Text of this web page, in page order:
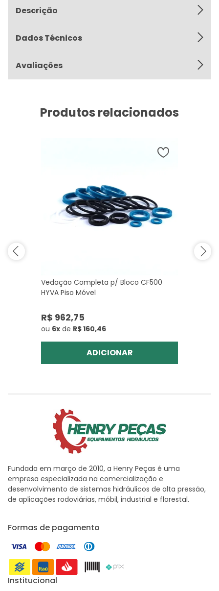
Descrição
Dados Técnicos
Avaliações
Produtos relacionados
Vedação Completa p/ Bloco CF500
HYVA Piso Móvel
R$ 962,75
ou 6x de R$ 160,46
ADICIONAR
Fundada em março de 2010, a Henry Peças é uma
empresa especializada na comercialização e
desenvolvimento de sistemas hidráulicos de alta pressão,
de aplicações rodoviárias, móbil, industrial e florestal.
Formas de pagamento
Institucional